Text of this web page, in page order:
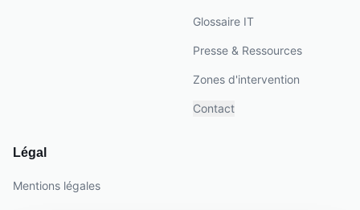
Glossaire IT
Presse & Ressources
Zones d'intervention
Contact
Légal
Mentions légales